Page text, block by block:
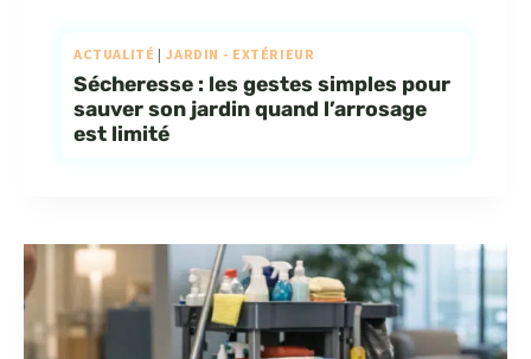
ACTUALITÉ | JARDIN - EXTÉRIEUR
Sécheresse : les gestes simples pour
sauver son jardin quand l’arrosage
est limité